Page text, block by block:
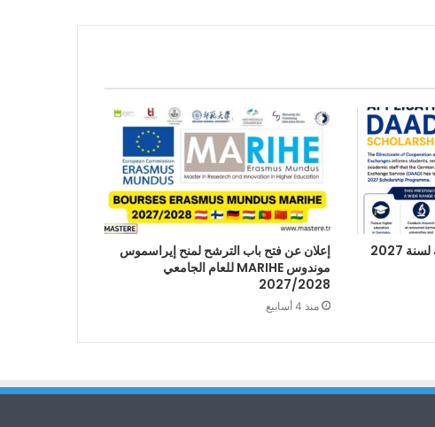
إعلان عن فتح باب الترشح لمنح إيراسموس
موندوس MARIHE للعام الجامعي
2027/2028
منذ 4 أسابيع